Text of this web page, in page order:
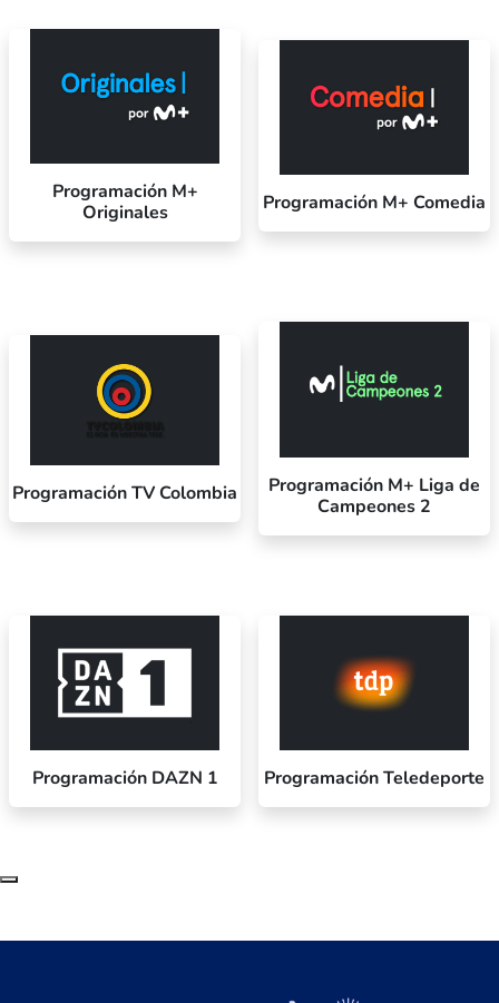
Programación M+
Originales
Programación M+ Comedia
Programación TV Colombia
Programación M+ Liga de
Campeones 2
Programación DAZN 1 Programación Teledeporte